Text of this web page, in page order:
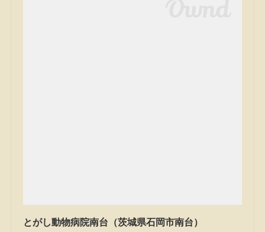
とがし動物病院南台（茨城県石岡市南台）